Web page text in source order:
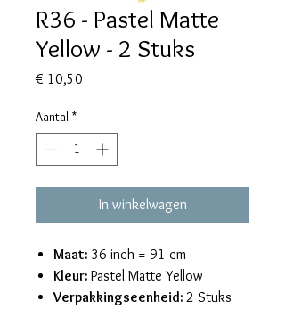
R36 - Pastel Matte
Yellow - 2 Stuks
€ 10,50
Aantal *
In winkelwagen
Maat: 36 inch = 91 cm
Kleur: Pastel Matte Yellow
Verpakkingseenheid: 2 Stuks